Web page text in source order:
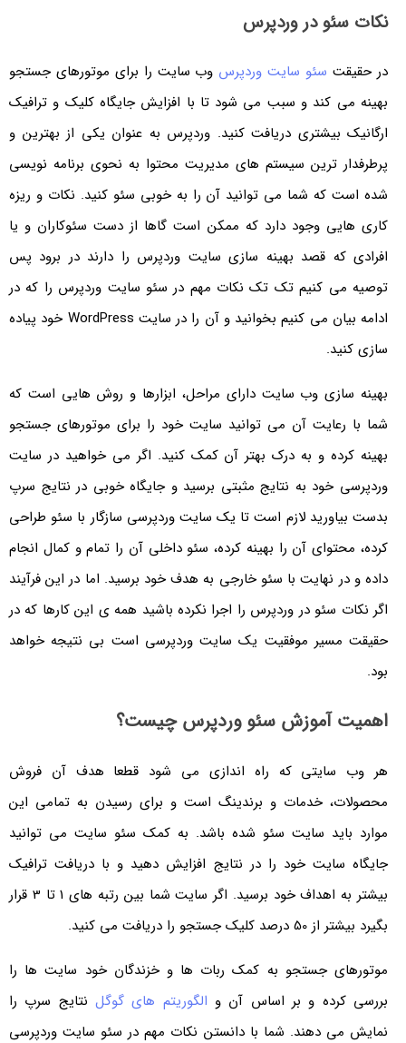
نکات سئو در وردپرس
در حقیقتسئو سایت وردپرسوب سایت را برای موتورهای جستجو
بهینه می کند و سبب می شود تا با افزایش جایگاه کلیک و ترافیک
ارگانیک بیشتری دریافت کنید. وردپرس به عنوان یکی از بهترین و
پرطرفدار ترین سیستم های مدیریت محتوا به نحوی برنامه نویسی
شده است که شما می توانید آن را به خوبی سئو کنید. نکات و ریزه
کاری هایی وجود دارد که ممکن است گاها از دست سئوکاران و یا
افرادی که قصد بهینه سازی سایت وردپرس را دارند در برود پس
توصیه می کنیم تک تک نکات مهم در سئو سایت وردپرس را که در
ادامه بیان می کنیم بخوانید و آن را در سایت WordPress خود پیاده
سازی کنید.
بهینه سازی وب سایت دارای مراحل، ابزارها و روش هایی است که
شما با رعایت آن می توانید سایت خود را برای موتورهای جستجو
بهینه کرده و به درک بهتر آن کمک کنید. اگر می خواهید در سایت
وردپرسی خود به نتایج مثبتی برسید و جایگاه خوبی در نتایج سرپ
بدست بیاورید لازم است تا یک سایت وردپرسی سازگار با سئو طراحی
کرده، محتوای آن را بهینه کرده، سئو داخلی آن را تمام و کمال انجام
داده و در نهایت با سئو خارجی به هدف خود برسید. اما در این فرآیند
اگر نکات سئو در وردپرس را اجرا نکرده باشید همه ی این کارها که در
حقیقت مسیر موفقیت یک سایت وردپرسی است بی نتیجه خواهد
بود.
اهمیت آموزش سئو وردپرس چیست؟
هر وب سایتی که راه اندازی می شود قطعا هدف آن فروش
محصولات، خدمات و برندینگ است و برای رسیدن به تمامی این
موارد باید سایت سئو شده باشد. به کمک سئو سایت می توانید
جایگاه سایت خود را در نتایج افزایش دهید و با دریافت ترافیک
بیشتر به اهداف خود برسید. اگر سایت شما بین رتبه های 1 تا 3 قرار
بگیرد بیشتر از 50 درصد کلیک جستجو را دریافت می کنید.
موتورهای جستجو به کمک ربات ها و خزندگان خود سایت ها را
بررسی کرده و بر اساس آن و الگوریتم های گوگلنتایج سرپ را
نمایش می دهند. شما با دانستن نکات مهم در سئو سایت وردپرسی